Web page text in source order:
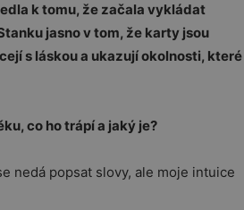
k tomu, že začala vykládat
jasno v tom, že karty jsou
s láskou a ukazují okolnosti, které
co ho trápí a jaký je?
nedá popsat slovy, ale moje intuice